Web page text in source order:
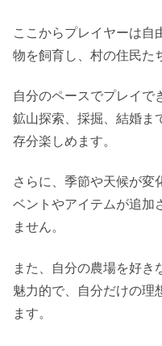
ここからプレイヤーは自
物を飼育し、村の住民た
自分のペースでプレイで
鉱山探索、採掘、結婚ま
存分楽しめます。
さらに、季節や天候が変
ベントやアイテムが追加
ません。
また、自分の農場を好き
魅力的で、自分だけの理
ます。